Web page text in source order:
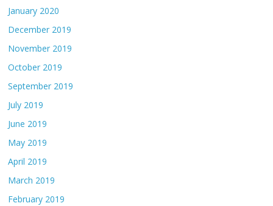
January 2020
December 2019
November 2019
October 2019
September 2019
July 2019
June 2019
May 2019
April 2019
March 2019
February 2019